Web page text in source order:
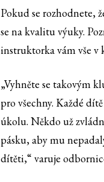
Pokud se rozhodnete,
se na kvalitu výuky.
instruktorka vám vše v
„Vyhněte se takovým
pro všechny. Každé
úkolu. Někdo už
pásku, aby mu
dítěti,“ varuje